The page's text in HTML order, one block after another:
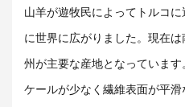
山羊が遊牧民によってトルコ
に世界に広がりました。現在
州が主要な産地となっていま
ケールが少なく繊維表面が平